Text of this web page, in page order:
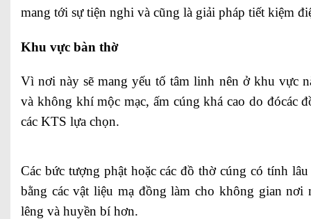
mang tới sự tiện nghi và cũng là giải pháp tiết kiệm
Khu vực bàn thờ
Vì nơi này sẽ mang yếu tố tâm linh nên ở khu vực
và không khí mộc mạc, ấm cúng khá cao do đócác
các KTS lựa chọn.
Các bức tượng phật hoặc các đồ thờ cúng có tính
bằng các vật liệu mạ đồng làm cho không gian nơi
lêng và huyền bí hơn.